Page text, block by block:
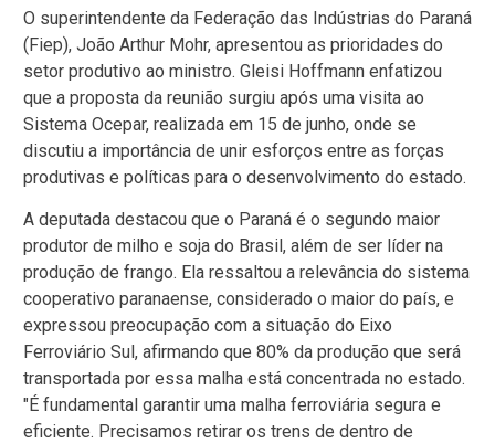
O superintendente da Federação das Indústrias do Paraná
(Fiep), João Arthur Mohr, apresentou as prioridades do
setor produtivo ao ministro. Gleisi Hoffmann enfatizou
que a proposta da reunião surgiu após uma visita ao
Sistema Ocepar, realizada em 15 de junho, onde se
discutiu a importância de unir esforços entre as forças
produtivas e políticas para o desenvolvimento do estado.
A deputada destacou que o Paraná é o segundo maior
produtor de milho e soja do Brasil, além de ser líder na
produção de frango. Ela ressaltou a relevância do sistema
cooperativo paranaense, considerado o maior do país, e
expressou preocupação com a situação do Eixo
Ferroviário Sul, afirmando que 80% da produção que será
transportada por essa malha está concentrada no estado.
"É fundamental garantir uma malha ferroviária segura e
eficiente. Precisamos retirar os trens de dentro de